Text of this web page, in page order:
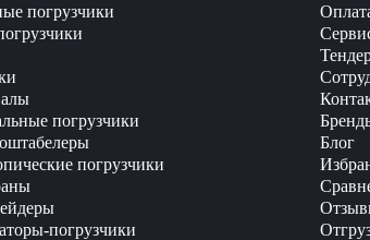
погрузчики
погрузчики
погрузчики
погрузчики
Блог